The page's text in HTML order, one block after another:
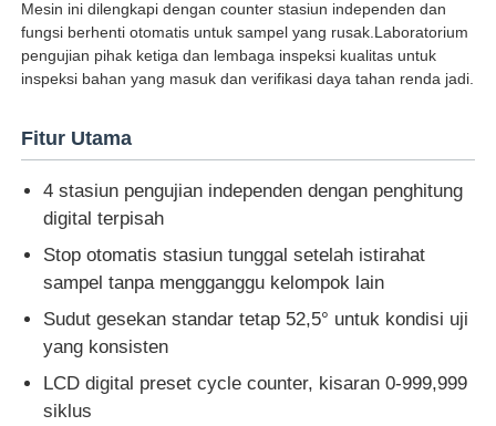
Wisata pabrik
Kontrol kualitas
Hubungi kami
Quote request suatu
Peralatan Pengujian Lab
Ruang Uji Lingkungan
Mesin ini dilengkapi dengan counter stasiun independen dan
fungsi berhenti otomatis untuk sampel yang rusak.Laboratorium
pengujian pihak ketiga dan lembaga inspeksi kualitas untuk
inspeksi bahan yang masuk dan verifikasi daya tahan renda jadi.
Fitur Utama
4 stasiun pengujian independen dengan penghitung
digital terpisah
Stop otomatis stasiun tunggal setelah istirahat
sampel tanpa mengganggu kelompok lain
Sudut gesekan standar tetap 52,5° untuk kondisi uji
yang konsisten
LCD digital preset cycle counter, kisaran 0-999,999
siklus